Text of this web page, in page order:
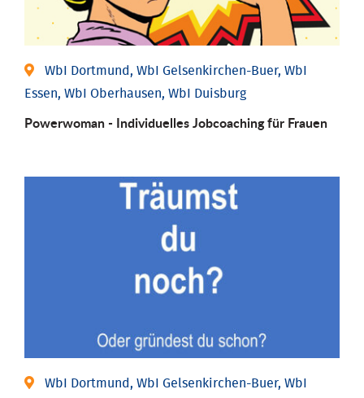
WbI Dortmund, WbI Gelsenkirchen-Buer, WbI
Essen, WbI Oberhausen, WbI Duisburg
Powerwoman - Individu­elles Job­coaching für Frauen
WbI Dortmund, WbI Gelsenkirchen-Buer, WbI